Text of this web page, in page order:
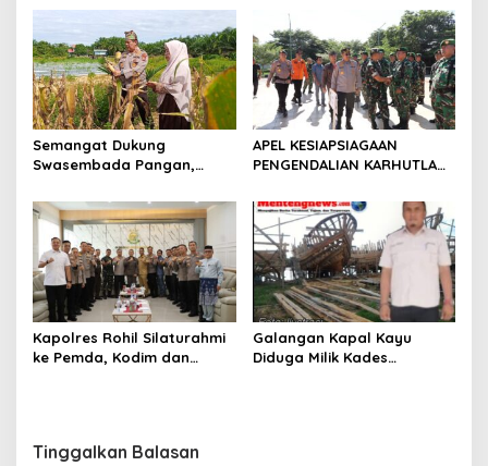
Warga Pulau Jambu Kuok
Terkait
Semangat Dukung
Swasembada Pangan,
Langsung Panen Jagung di
Sendayan
APEL KESIAPSIAGAAN
PENGENDALIAN KARHUTLA
TAHUN 2026, PERKUAT
SINERGI HADAPI MUSIM
KEMARAU DAN POTENSI EL
NINO
Kapolres Rohil Silaturahmi
ke Pemda, Kodim dan
Galangan Kapal Kayu
Diduga Milik Kades
Tinggalkan Balasan